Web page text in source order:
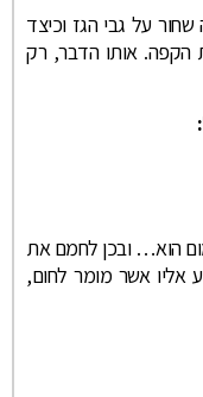
על גבי הגז וכיצד
הקפה. אותו הדבר, רק
הוא… ובכן לחמם את
אליו אשר מומר לחום,